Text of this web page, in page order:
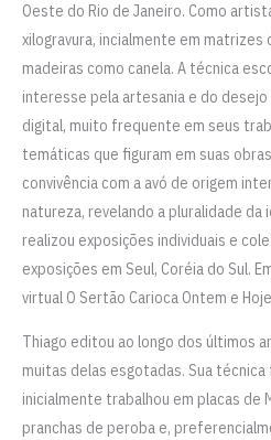
Oeste do Rio de Janeiro. Como
xilogravura, incialmente em matrizes
madeiras como canela. A técnica
interesse pela artesania e do
digital, muito frequente em seus
temáticas que figuram em suas
convivência com a avó de origem
natureza, revelando a pluralidade da
realizou exposições individuais e
exposições em Seul, Coréia do Sul.
virtual O Sertão Carioca Ontem e
Thiago editou ao longo dos últimos
muitas delas esgotadas. Sua técnica
inicialmente trabalhou em placas de
pranchas de peroba e,